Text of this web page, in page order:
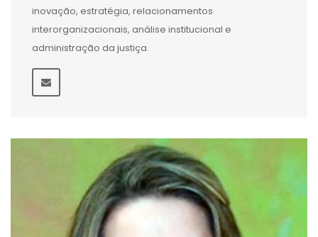
inovação, estratégia, relacionamentos
interorganizacionais, análise institucional e
administração da justiça.